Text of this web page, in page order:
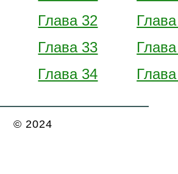
Глава 32
Глава 33
Глава 34
© 2024